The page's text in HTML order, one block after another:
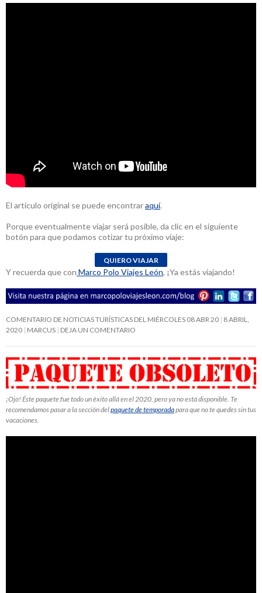
El artículo original se puede encontraraquí.
Porque eventualmente viajar será posible, da clic en el siguiente
botón para que podamos cotizar tu próximo viaje:
Y recuerda que con Marco Polo Viajes León, ¡Ya estás viajando!
COMENTARIO DE NOTICIAS TURÍSTICAS DEL MIÉRCOLES 08 ABR 20 8 ABRIL,
2020 MARCUS DEJA UN COMENTARIO
¡Ojo! Éste paquete fue todo un éxito allá en el 2020, pero ya no está disponible. Te
recomendamos pasar a la sección delpaquete de temporadapara que no te quedes sin tus
vacaciones.